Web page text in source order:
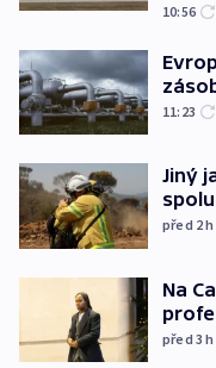
10:56
11:23
Jiný
před 2h
Na
před 3h